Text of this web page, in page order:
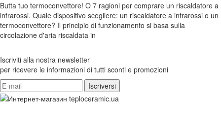
Butta tuo termoconvettore! O 7 ragioni per comprare un riscaldatore a
infrarossi. Quale dispositivo scegliere: un riscaldatore a infrarossi o un
termoconvettore? Il principio di funzionamento si basa sulla
circolazione d'aria riscaldata in
Iscriviti alla nostra newsletter
per ricevere le informazioni di tutti sconti e promozioni